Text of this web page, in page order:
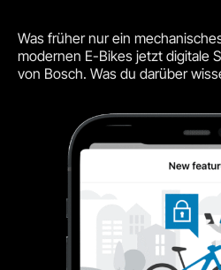
Was früher nur ein
modernen E-Bikes jetzt digitale
von Bosch. Was du darüber